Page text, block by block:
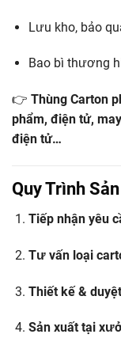
Lưu kho, bảo
Bao bì thương
👉 Thùng Carton
phẩm, điện tử,
điện tử…
Quy Trình
Tiếp nhận yêu
Tư vấn loại
Thiết kế &
Sản xuất tại